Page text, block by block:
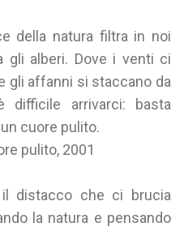
della natura filtra in noi
gli alberi. Dove i venti ci
gli affanni si staccano da
arrivarci: basta
cuore pulito.
pulito, 2001
distacco che ci brucia
la natura e pensando